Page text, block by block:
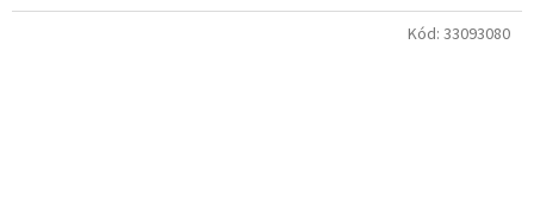
Kód: 33093080